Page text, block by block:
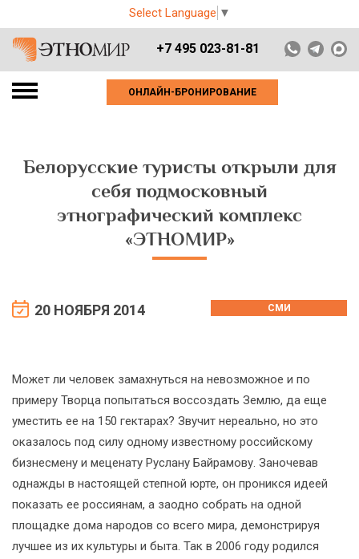
Select Language ▼
+7 495 023-81-81
ОНЛАЙН-БРОНИРОВАНИЕ
Белорусские туристы открыли для
себя подмосковный
этнографический комплекс
«ЭТНОМИР»
20 НОЯБРЯ 2014 СМИ
Может ли человек замахнуться на невозможное и по
примеру Творца попытаться воссоздать Землю, да еще
уместить ее на 150 гектарах? Звучит нереально, но это
оказалось под силу одному известному российскому
бизнесмену и меценату Руслану Байрамову. Заночевав
однажды в настоящей степной юрте, он проникся идеей
показать ее россиянам, а заодно собрать на одной
площадке дома народов со всего мира, демонстрируя
лучшее из их культуры и быта. Так в 2006 году родился